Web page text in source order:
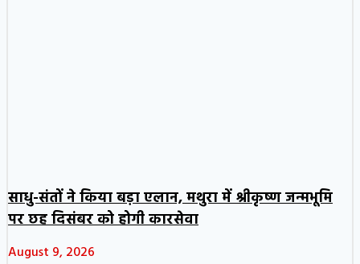
साधु-संतों ने किया बड़ा एलान, मथुरा में श्रीकृष्ण जन्मभूमि
पर छह दिसंबर को होगी कारसेवा
August 9, 2026